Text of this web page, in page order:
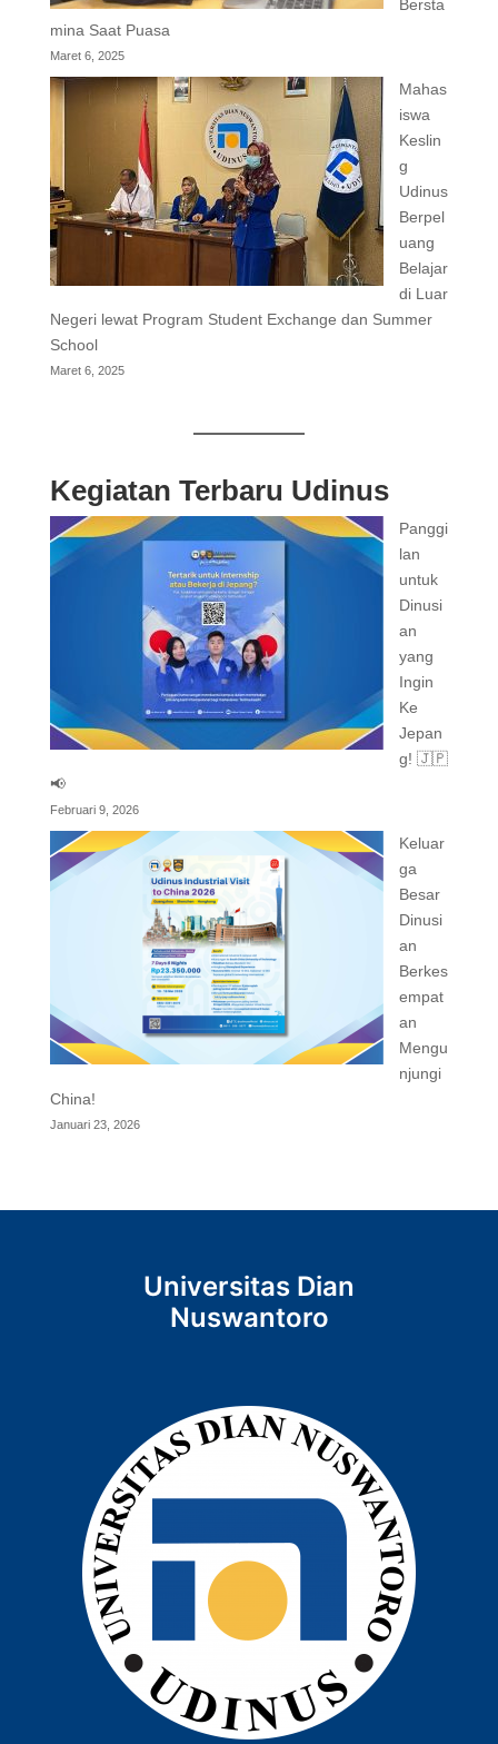
Bersta
mina Saat Puasa
Maret 6, 2025
Mahas
iswa
Keslin
g
Udinus
Berpel
uang
Belajar
di Luar
Negeri lewat Program Student Exchange dan Summer
School
Maret 6, 2025
Kegiatan Terbaru Udinus
Panggi
lan
untuk
Dinusi
an
yang
Ingin
Ke
Jepan
g! 🇯🇵
📢
Februari 9, 2026
Keluar
ga
Besar
Dinusi
an
Berkes
empat
an
Mengu
njungi
China!
Januari 23, 2026
Universitas Dian
Nuswantoro